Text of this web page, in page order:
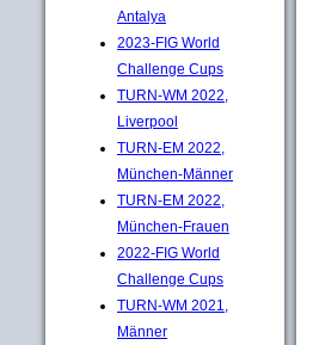
Antalya
2023-FIG World
Challenge Cups
TURN-WM 2022,
Liverpool
TURN-EM 2022,
München-Männer
TURN-EM 2022,
München-Frauen
2022-FIG World
Challenge Cups
TURN-WM 2021,
Männer